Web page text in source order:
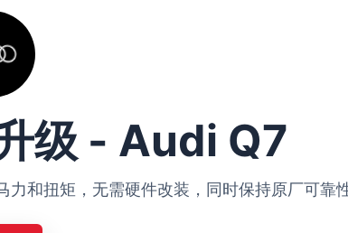
级 - Audi Q7
和扭矩，无需硬件改装，同时保持原厂可靠性